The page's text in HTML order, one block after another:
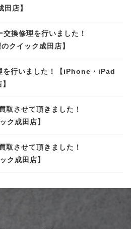
店】
換修理を行いました！
クイック成田店】
行いました！【iPhone・iPad
取させて頂きました！
ク成田店】
取させて頂きました！
ク成田店】